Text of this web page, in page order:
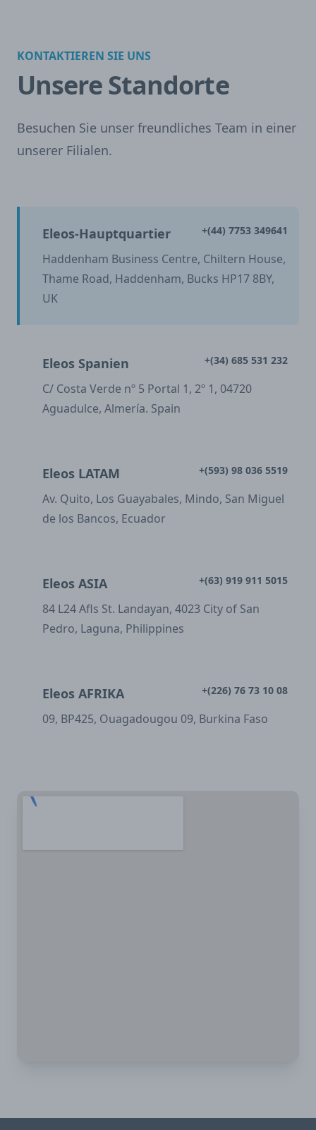
KONTAKTIEREN SIE UNS
Unsere Standorte
Besuchen Sie unser freundliches Team in einer
unserer Filialen.
Eleos-Hauptquartier +(44) 7753 349641
Haddenham Business Centre, Chiltern House,
Thame Road, Haddenham, Bucks HP17 8BY,
UK
Eleos Spanien +(34) 685 531 232
C/ Costa Verde nº 5 Portal 1, 2º 1, 04720
Aguadulce, Almería. Spain
Eleos LATAM +(593) 98 036 5519
Av. Quito, Los Guayabales, Mindo, San Miguel
de los Bancos, Ecuador
Eleos ASIA +(63) 919 911 5015
84 L24 Afls St. Landayan, 4023 City of San
Pedro, Laguna, Philippines
Eleos AFRIKA +(226) 76 73 10 08
09, BP425, Ouagadougou 09, Burkina Faso